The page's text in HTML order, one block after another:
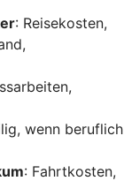
: Reisekosten,
wenn beruflich
: Fahrtkosten,